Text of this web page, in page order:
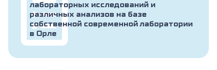
лабораторных исследований и
различных анализов на базе
собственной современной лаборатории
в Орле